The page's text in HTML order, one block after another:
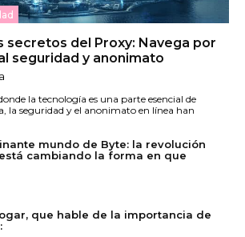
secretos del Proxy: Navega por
seguridad y anonimato
la tecnología es una parte esencial de
la seguridad y el anonimato en línea han
mundo de Byte: la revolución
cambiando la forma en que
que hable de la importancia de